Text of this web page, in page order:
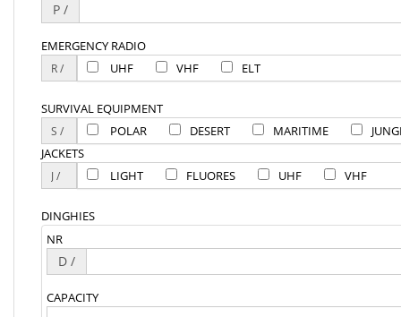
P /
EMERGENCY RADIO
UHF
VHF ELT
SURVIVAL EQUIPMENT
POLAR
DESERT MARITIME
JACKETS
LIGHT
FLUORES UHF VHF
DINGHIES
NR
D /
CAPACITY